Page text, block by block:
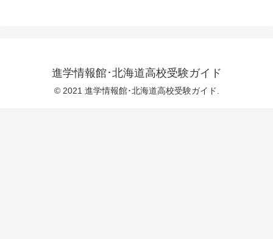
進学情報館･北海道高校受験ガイド
© 2021 進学情報館･北海道高校受験ガイド.